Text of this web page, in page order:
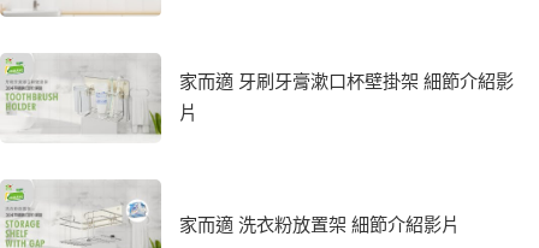
家而適 牙刷牙膏漱口杯壁掛架 細節介紹影
片
家而適 洗衣粉放置架 細節介紹影片